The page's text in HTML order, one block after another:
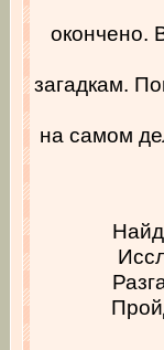
окончено.
загадкам.
на самом